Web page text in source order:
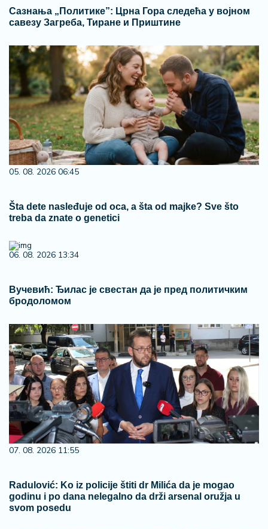
Сазнања „Политике”: Црна Гора следећа у војном
савезу Загреба, Тиране и Приштине
05. 08. 2026 06:45
Šta dete nasleđuje od oca, a šta od majke? Sve što
treba da znate o genetici
06. 08. 2026 13:34
Вучевић: Ђилас је свестан да је пред политичким
бродоломом
07. 08. 2026 11:55
Radulović: Ko iz policije štiti dr Milića da je mogao
godinu i po dana nelegalno da drži arsenal oružja u
svom posedu